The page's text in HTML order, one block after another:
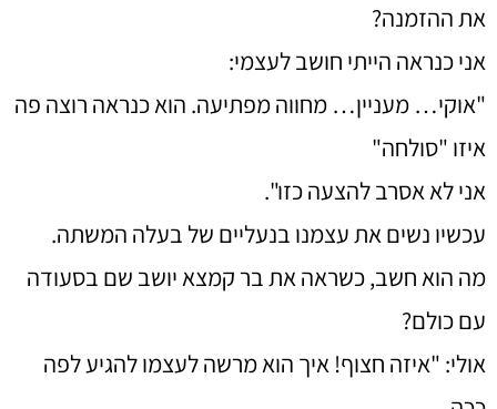
את ההזמנה?
אני כנראה הייתי חושב לעצמי:
"אוקי… מעניין… מחווה מפתיעה. הוא כנראה רוצה פה
איזו "סולחה"
אני לא אסרב להצעה כזו".
עכשיו נשים את עצמנו בנעליים של בעלה המשתה.
מה הוא חשב, כשראה את בר קמצא יושב שם בסעודה
עם כולם?
אולי: "איזה חצוף! איך הוא מרשה לעצמו להגיע לפה